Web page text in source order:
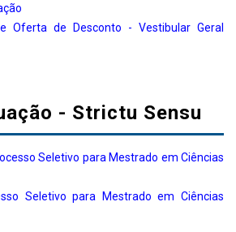
Oferta de Desconto - Vestibular Geral
- Strictu Sensu
Seletivo para Mestrado em Ciências
Seletivo para Mestrado em Ciências